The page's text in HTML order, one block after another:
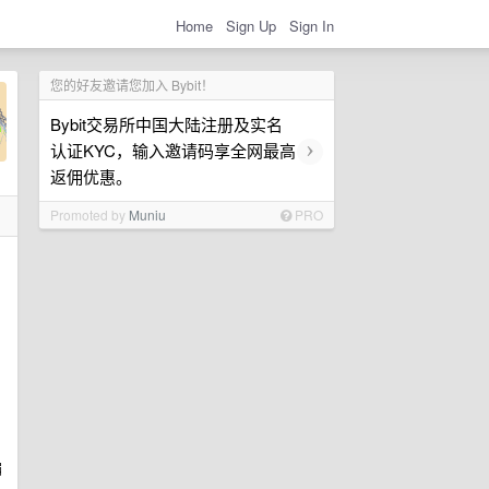
Home Sign Up Sign In
您的好友邀请您加入 Bybit！
Bybit交易所中国大陆注册及实名
认证KYC，输入邀请码享全网最高
返佣优惠。
›
Promoted by Muniu PRO